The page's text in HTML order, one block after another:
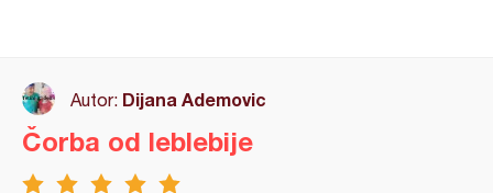
Autor: Dijana Ademovic
Čorba od leblebije